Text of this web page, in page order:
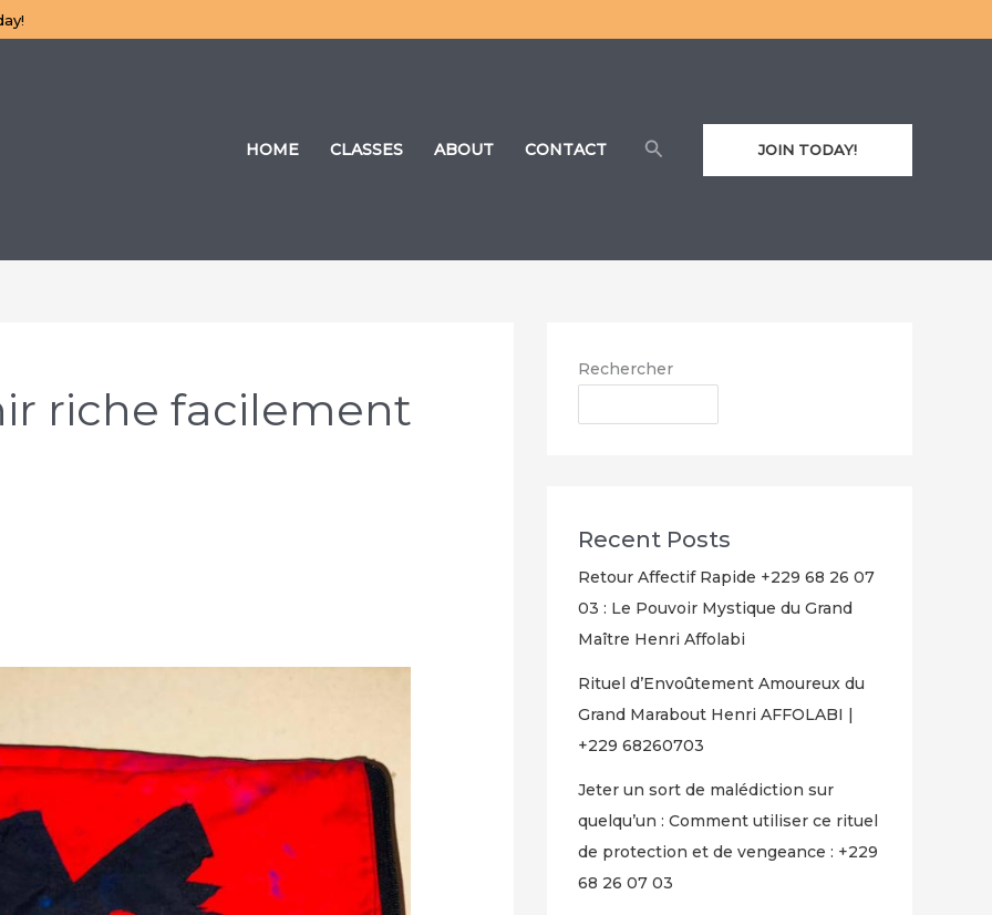
HOME CLASSES ABOUT CONTACT RechercherJOIN TODAY!
riche facilement
Rechercher
Recent Posts
Retour Affectif Rapide +229 68 26 07
03 : Le Pouvoir Mystique du Grand
Maître Henri Affolabi
Rituel d’Envoûtement Amoureux du
Grand Marabout Henri AFFOLABI |
+229 68260703
Jeter un sort de malédiction sur
quelqu’un : Comment utiliser ce rituel
de protection et de vengeance : +229
68 26 07 03